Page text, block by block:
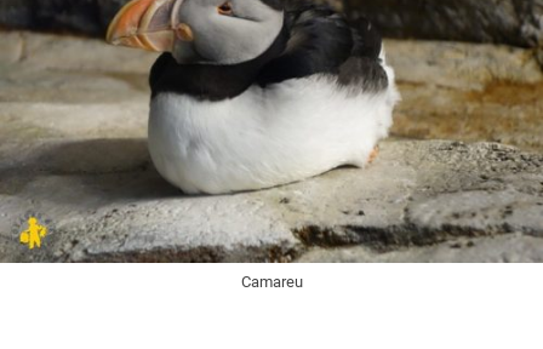
Camareu